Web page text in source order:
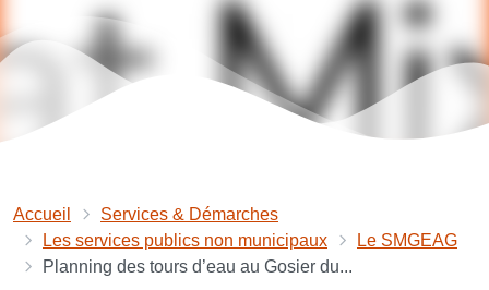
Accueil
Services & Démarches
Les services publics non municipaux
Le SMGEAG
Planning des tours d’eau au Gosier du...